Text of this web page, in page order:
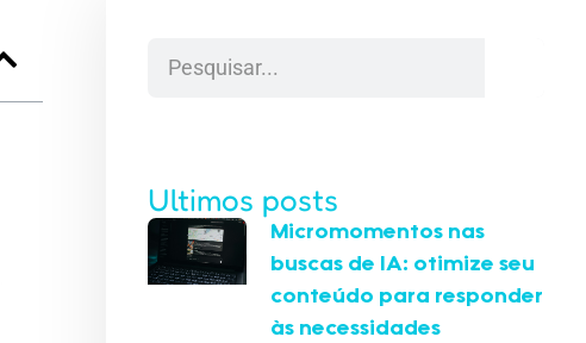
Ultimos posts
Micromomentos nas
buscas de IA: otimize seu
conteúdo para responder
às necessidades